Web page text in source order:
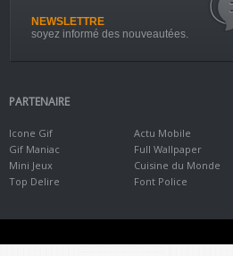
NEWSLETTRE
soyez informé des nouveautées.
PARTENAIRE
Icone Gif
Gif Maniac
Mini Jeux
Top Delire
Actu Mobile
Full Wallpaper
Cuisine du Monde
Font Police